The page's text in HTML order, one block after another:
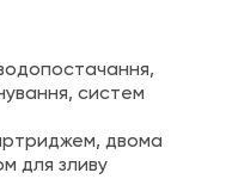
систем
двома
для зливу